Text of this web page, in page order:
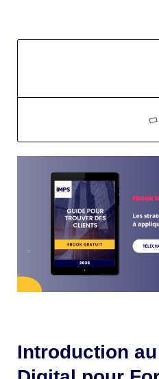
Introduction